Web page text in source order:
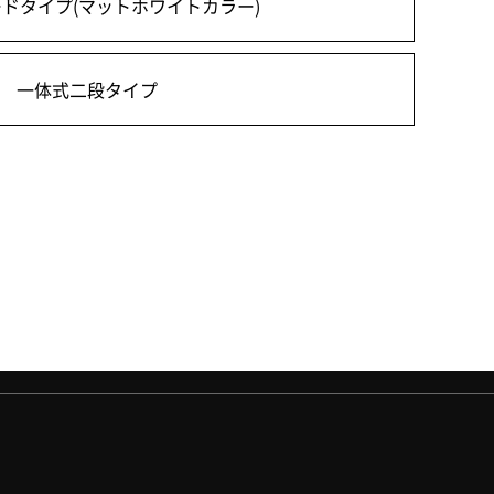
タイプ(マットホワイトカラー)
一体式二段タイプ